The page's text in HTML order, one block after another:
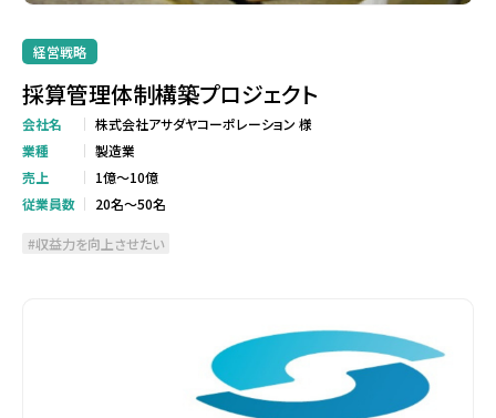
経営戦略
採算管理体制構築プロジェクト
会社名
株式会社アサダヤコーポレーション 様
業種
製造業
売上
1億～10億
従業員数
20名～50名
収益力を向上させたい